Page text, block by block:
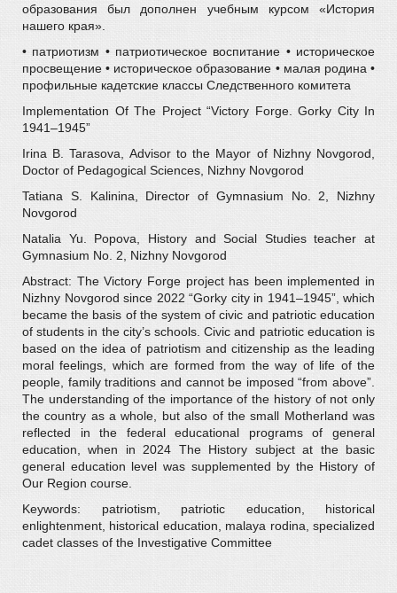
образования был дополнен учебным курсом «История
нашего края».
• патриотизм • патриотическое воспитание • историческое
просвещение • историческое образование • малая родина •
профильные кадетские классы Следственного комитета
Implementation Of The Project “Victory Forge. Gorky City In
1941–1945”
Irina B. Tarasova, Advisor to the Mayor of Nizhny Novgorod,
Doctor of Pedagogical Sciences, Nizhny Novgorod
Tatiana S. Kalinina, Director of Gymnasium No. 2, Nizhny
Novgorod
Natalia Yu. Popova, History and Social Studies teacher at
Gymnasium No. 2, Nizhny Novgorod
Abstract: The Victory Forge project has been implemented in
Nizhny Novgorod since 2022 “Gorky city in 1941–1945”, which
became the basis of the system of civic and patriotic education
of students in the city’s schools. Civic and patriotic education is
based on the idea of patriotism and citizenship as the leading
moral feelings, which are formed from the way of life of the
people, family traditions and cannot be imposed “from above”.
The understanding of the importance of the history of not only
the country as a whole, but also of the small Motherland was
reflected in the federal educational programs of general
education, when in 2024 The History subject at the basic
general education level was supplemented by the History of
Our Region course.
Keywords: patriotism, patriotic education, historical
enlightenment, historical education, malaya rodina, specialized
cadet classes of the Investigative Committee